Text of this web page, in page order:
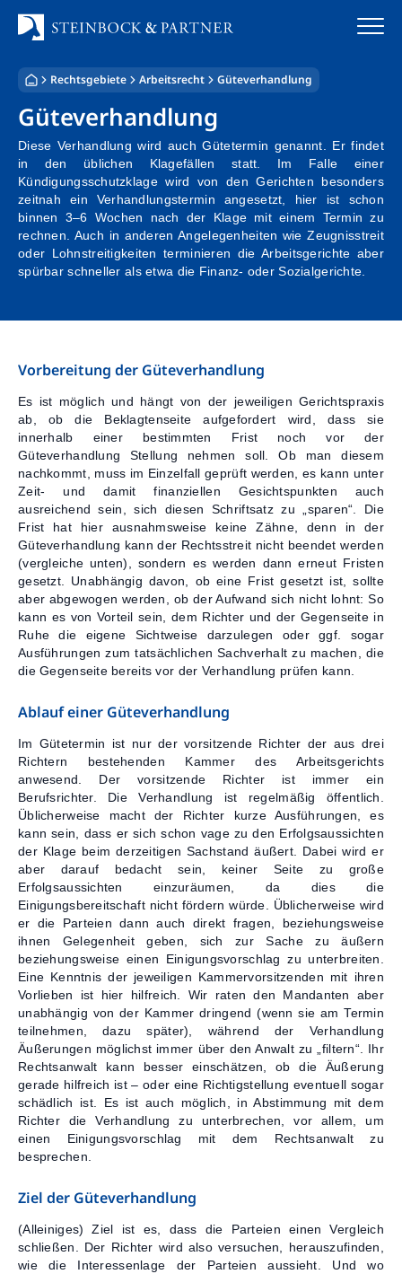
Inhalt
springen
Startseite
Kanzlei
Team
Standorte
Rechtsgebiete
Kontakt
Rechtsgebiete Arbeitsrecht Güteverhandlung
Güteverhandlung
Diese Verhandlung wird auch Gütetermin genannt. Er findet
in den üblichen Klagefällen statt. Im Falle einer
Kündigungsschutzklage wird von den Gerichten besonders
zeitnah ein Verhandlungstermin angesetzt, hier ist schon
binnen 3–6 Wochen nach der Klage mit einem Termin zu
rechnen. Auch in anderen Angelegenheiten wie Zeugnisstreit
oder Lohnstreitigkeiten terminieren die Arbeitsgerichte aber
spürbar schneller als etwa die Finanz- oder Sozialgerichte.
Vorbereitung der Güteverhandlung
Es ist möglich und hängt von der jeweiligen Gerichtspraxis
ab, ob die Beklagtenseite aufgefordert wird, dass sie
innerhalb einer bestimmten Frist noch vor der
Güteverhandlung Stellung nehmen soll. Ob man diesem
nachkommt, muss im Einzelfall geprüft werden, es kann unter
Zeit- und damit finanziellen Gesichtspunkten auch
ausreichend sein, sich diesen Schriftsatz zu „sparen“. Die
Frist hat hier ausnahmsweise keine Zähne, denn in der
Güteverhandlung kann der Rechtsstreit nicht beendet werden
(vergleiche unten), sondern es werden dann erneut Fristen
gesetzt. Unabhängig davon, ob eine Frist gesetzt ist, sollte
aber abgewogen werden, ob der Aufwand sich nicht lohnt: So
kann es von Vorteil sein, dem Richter und der Gegenseite in
Ruhe die eigene Sichtweise darzulegen oder ggf. sogar
Ausführungen zum tatsächlichen Sachverhalt zu machen, die
die Gegenseite bereits vor der Verhandlung prüfen kann.
Ablauf einer Güteverhandlung
Im Gütetermin ist nur der vorsitzende Richter der aus drei
Richtern bestehenden Kammer des Arbeitsgerichts
anwesend. Der vorsitzende Richter ist immer ein
Berufsrichter. Die Verhandlung ist regelmäßig öffentlich.
Üblicherweise macht der Richter kurze Ausführungen, es
kann sein, dass er sich schon vage zu den Erfolgsaussichten
der Klage beim derzeitigen Sachstand äußert. Dabei wird er
aber darauf bedacht sein, keiner Seite zu große
Erfolgsaussichten einzuräumen, da dies die
Einigungsbereitschaft nicht fördern würde. Üblicherweise wird
er die Parteien dann auch direkt fragen, beziehungsweise
ihnen Gelegenheit geben, sich zur Sache zu äußern
beziehungsweise einen Einigungsvorschlag zu unterbreiten.
Eine Kenntnis der jeweiligen Kammervorsitzenden mit ihren
Vorlieben ist hier hilfreich. Wir raten den Mandanten aber
unabhängig von der Kammer dringend (wenn sie am Termin
teilnehmen, dazu später), während der Verhandlung
Äußerungen möglichst immer über den Anwalt zu „filtern“. Ihr
Rechtsanwalt kann besser einschätzen, ob die Äußerung
gerade hilfreich ist – oder eine Richtigstellung eventuell sogar
schädlich ist. Es ist auch möglich, in Abstimmung mit dem
Richter die Verhandlung zu unterbrechen, vor allem, um
einen Einigungsvorschlag mit dem Rechtsanwalt zu
besprechen.
Ziel der Güteverhandlung
(Alleiniges) Ziel ist es, dass die Parteien einen Vergleich
schließen. Der Richter wird also versuchen, herauszufinden,
wie die Interessenlage der Parteien aussieht. Und wo